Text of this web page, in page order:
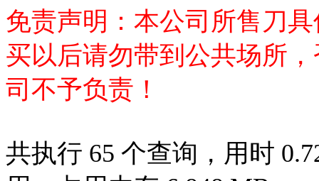
免责声明：本公司所售刀
买以后请勿带到公共场所
司不予负责！
共执行 65 个查询，用时